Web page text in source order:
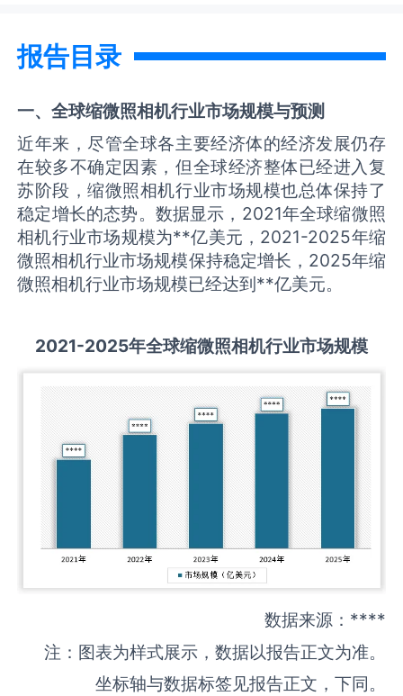
报告目录
一、全球缩微照相机行业市场规模与预测
近年来，尽管全球各主要经济体的经济发展仍存
在较多不确定因素，但全球经济整体已经进入复
苏阶段，缩微照相机行业市场规模也总体保持了
稳定增长的态势。数据显示，2021年全球缩微照
相机行业市场规模为**亿美元，2021-2025年缩
微照相机行业市场规模保持稳定增长，2025年缩
微照相机行业市场规模已经达到**亿美元。
2021-2025年全球缩微照相机行业市场规模
数据来源：****
注：图表为样式展示，数据以报告正文为准。
坐标轴与数据标签见报告正文，下同。